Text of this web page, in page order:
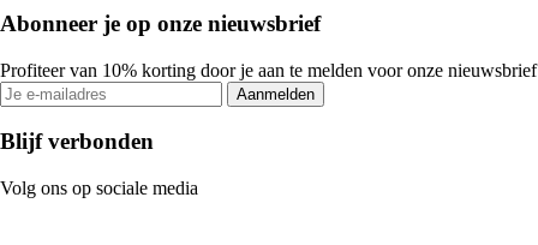
Abonneer je op onze nieuwsbrief
Profiteer van 10% korting door je aan te melden voor onze nieuwsbrief
Aanmelden
Blijf verbonden
Volg ons op sociale media